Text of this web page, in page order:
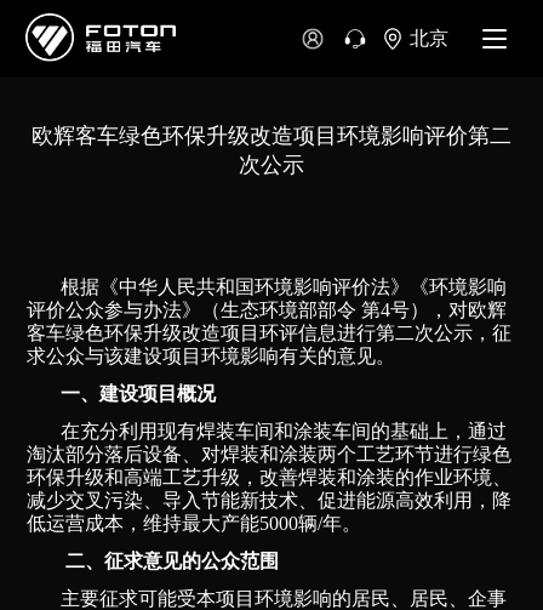
北京
欧辉客车绿色环保升级改造项目环境影响评价第二
次公示
根据《中华人民共和国环境影响评价法》《环境影响
评价公众参与办法》（生态环境部部令 第4号），对欧辉
客车绿色环保升级改造项目环评信息进行第二次公示，征
求公众与该建设项目环境影响有关的意见。
一、建设项目概况
在充分利用现有焊装车间和涂装车间的基础上，通过
淘汰部分落后设备、对焊装和涂装两个工艺环节进行绿色
环保升级和高端工艺升级，改善焊装和涂装的作业环境、
减少交叉污染、导入节能新技术、促进能源高效利用，降
低运营成本，维持最大产能5000辆/年。
二、征求意见的公众范围
主要征求可能受本项目环境影响的居民、居民、企事